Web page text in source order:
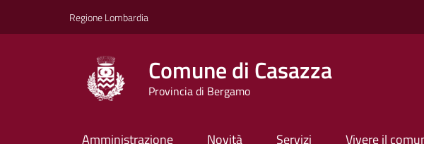
Regione Lombardia
Comune di Casazza
Provincia di Bergamo
Amministrazione Novità Servizi Vivere il